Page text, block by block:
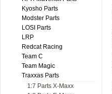
Kyosho Parts
Modster Parts
LOSI Parts
LRP
Redcat Racing
Team C
Team Magic
Traxxas Parts
1:7 Parts X-Maxx